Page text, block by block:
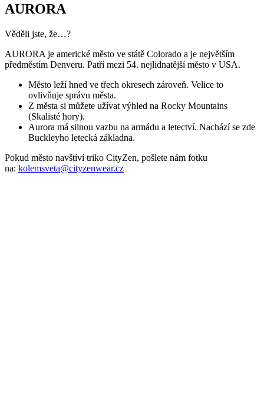
AURORA
Věděli jste, že…?
AURORA je americké město ve státě Colorado a je největším
předměstím Denveru. Patří mezi 54. nejlidnatější město v USA.
Město leží hned ve třech okresech zároveň. Velice to
ovlivňuje správu města.
Z města si můžete užívat výhled na Rocky Mountains
(Skalisté hory).
Aurora má silnou vazbu na armádu a letectví. Nachází se zde
Buckleyho letecká základna.
Pokud město navštíví triko CityZen, pošlete nám fotku
na: kolemsveta@cityzenwear.cz